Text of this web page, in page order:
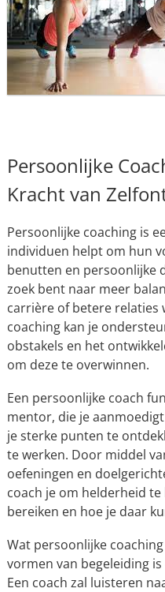
Persoonlijke
Kracht van
Persoonlijke coaching is
individuen helpt om hun
benutten en persoonlijke
zoek bent naar meer
carrière of betere
coaching kan je
obstakels en het
om deze te overwinnen.
Een persoonlijke coach
mentor, die je
je sterke punten te
te werken. Door middel
oefeningen en
coach je om helderheid
bereiken en hoe je daar
Wat persoonlijke
vormen van begeleiding
Een coach zal luisteren